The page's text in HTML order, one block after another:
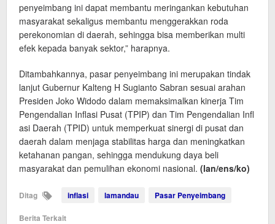
penyeimbang ini dapat membantu meringankan kebutuhan
masyarakat sekaligus membantu menggerakkan roda
perekonomian di daerah, sehingga bisa memberikan multi
efek kepada banyak sektor,” harapnya.
Ditambahkannya, pasar penyeimbang ini merupakan tindak
lanjut Gubernur Kalteng H Sugianto Sabran sesuai arahan
Presiden Joko Widodo dalam memaksimalkan kinerja Tim
Pengendalian Inflasi Pusat (TPIP) dan Tim Pengendalian Infl
asi Daerah (TPID) untuk memperkuat sinergi di pusat dan
daerah dalam menjaga stabilitas harga dan meningkatkan
ketahanan pangan, sehingga mendukung daya beli
masyarakat dan pemulihan ekonomi nasional. (lan/ens/ko)
Ditag inflasi lamandau Pasar Penyeimbang
Berita Terkait